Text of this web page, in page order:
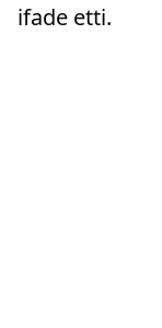
ifade etti.